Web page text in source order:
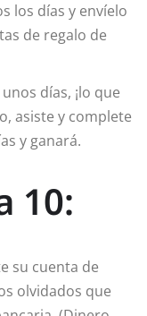
los días y envíelo
de regalo de
días, ¡lo que
asiste y complete
y ganará.
10:
su cuenta de
olvidados que